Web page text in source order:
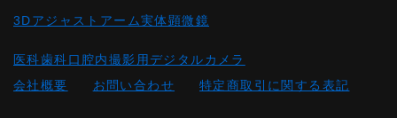
3Dアジャストアーム実体顕微鏡
医科歯科口腔内撮影用デジタルカメラ
会社概要
お問い合わせ 特定商取引に関する表記